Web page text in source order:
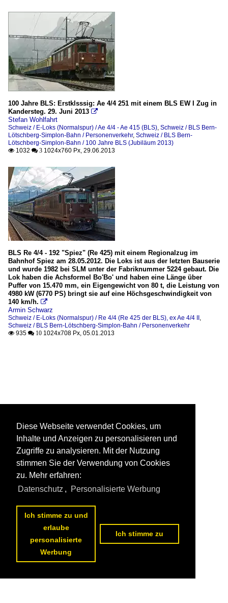
100 Jahre BLS: Erstklsssig: Ae 4/4 251 mit einem BLS EW I Zug in
Kandersteg. 29. Juni 2013 
Stefan Wohlfahrt
Schweiz / E-Loks (Normalspur) / Ae 4/4 - Ae 415 (BLS), Schweiz / BLS Bern-
Lötschberg-Simplon-Bahn / Personenverkehr, Schweiz / BLS Bern-
Lötschberg-Simplon-Bahn / 100 Jahre BLS (Jubiläum 2013)
 1032  3 1024x760 Px, 29.06.2013
BLS Re 4/4 - 192 "Spiez" (Re 425) mit einem Regionalzug im
Bahnhof Spiez am 28.05.2012. Die Loks ist aus der letzten Bauserie
und wurde 1982 bei SLM unter der Fabriknummer 5224 gebaut. Die
Lok haben die Achsformel Bo'Bo' und haben eine Länge über
Puffer von 15.470 mm, ein Eigengewicht von 80 t, die Leistung von
4980 kW (6770 PS) bringt sie auf eine Höchsgeschwindigkeit von
140 km/h. 
Armin Schwarz
Schweiz / E-Loks (Normalspur) / Re 4/4 (Re 425 der BLS), ex Ae 4/4 II ,
Schweiz / BLS Bern-Lötschberg-Simplon-Bahn / Personenverkehr
 935  10 1024x708 Px, 05.01.2013
Diese Webseite verwendet Cookies, um
Inhalte und Anzeigen zu personalisieren und
Zugriffe zu analysieren. Mit der Nutzung
stimmen Sie der Verwendung von Cookies
zu. Mehr erfahren:
Datenschutz , Personalisierte Werbung
Ich stimme zu und
erlaube
personalisierte
Werbung
Ich stimme zu